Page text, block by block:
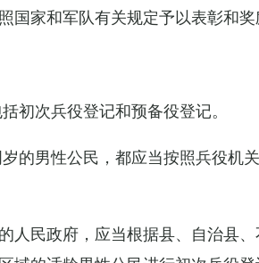
家和军队有关规定予以表彰和奖
初次兵役登记和预备役登记。
的男性公民，都应当按照兵役机
人民政府，应当根据县、自治县